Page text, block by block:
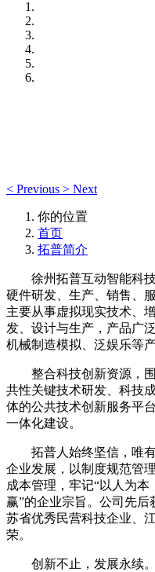
< Previous > Next
你的位置
首页
拓普简介
徐州拓普互动智能科技
硬件研发、生产、销售、
主要从事虚拟现实技术、
发、设计与生产，产品广
机械制造模拟、泛娱乐等产
整合科技创新资源，围
共性关键技术研发、科技
体的公共技术创新服务平
一体化建设。
拓普人始终坚信，唯有
企业发展，以制度规范管
成本管理，牢记“以人为
赢”的企业宗旨。公司先后
苏省优秀民营科技企业、
荣。
创新不止，发展永续。